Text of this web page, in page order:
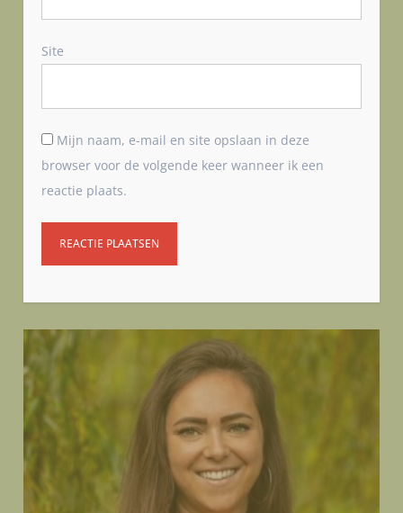
Site
Mijn naam, e-mail en site opslaan in deze
browser voor de volgende keer wanneer ik een
reactie plaats.